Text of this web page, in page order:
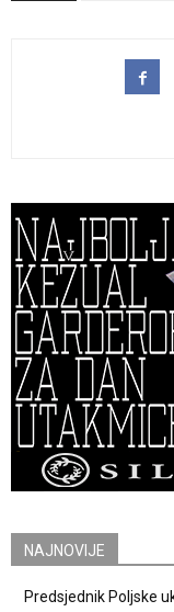
NAJNOVIJE
Predsjednik Poljske